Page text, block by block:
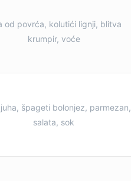
od povrća, kolutići lignji, blitva
krumpir, voće
špageti bolonjez, parmezan,
salata, sok